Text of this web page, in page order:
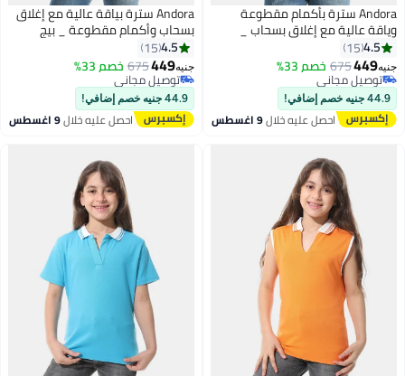
Andora سترة بأكمام مقطوعة
وياقة عالية مع إغلاق بسحاب _
بنفسجي فاتح
4.5
15
جنيه449
675 خصم 33%
توصيل مجاني
توصيل مجاني
44.9 جنيه خصم إضافي!
احصل عليه خلال9 اغسطس
Andora سترة بياقة عالية مع إغلاق
بسحاب وأكمام مقطوعة _ بيج
4.5
15
جنيه449
675 خصم 33%
توصيل مجاني
توصيل مجاني
44.9 جنيه خصم إضافي!
احصل عليه خلال9 اغسطس